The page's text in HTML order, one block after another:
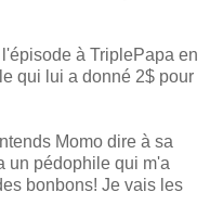
à TriplePapa en
qui lui a donné 2$ pour
Momo dire à sa
un pédophile qui m'a
bonbons! Je vais les